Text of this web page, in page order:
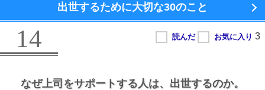
出世するために大切な30のこと
14
なぜ上司をサポートする人は、 出世するのか。